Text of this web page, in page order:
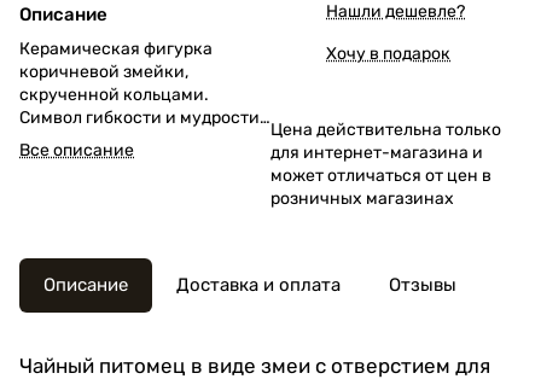
Описание
Керамическая фигурка
коричневой змейки,
скрученной кольцами.
Символ гибкости и мудрости,
спокойный спутник чайной
церемонии. Есть маленькое
Все описание
Нашли дешевле?
Хочу в подарок
Цена действительна только
для интернет-магазина и
может отличаться от цен в
розничных магазинах
Описание Доставка и оплата Отзывы
Чайный питомец в виде змеи с отверстием для